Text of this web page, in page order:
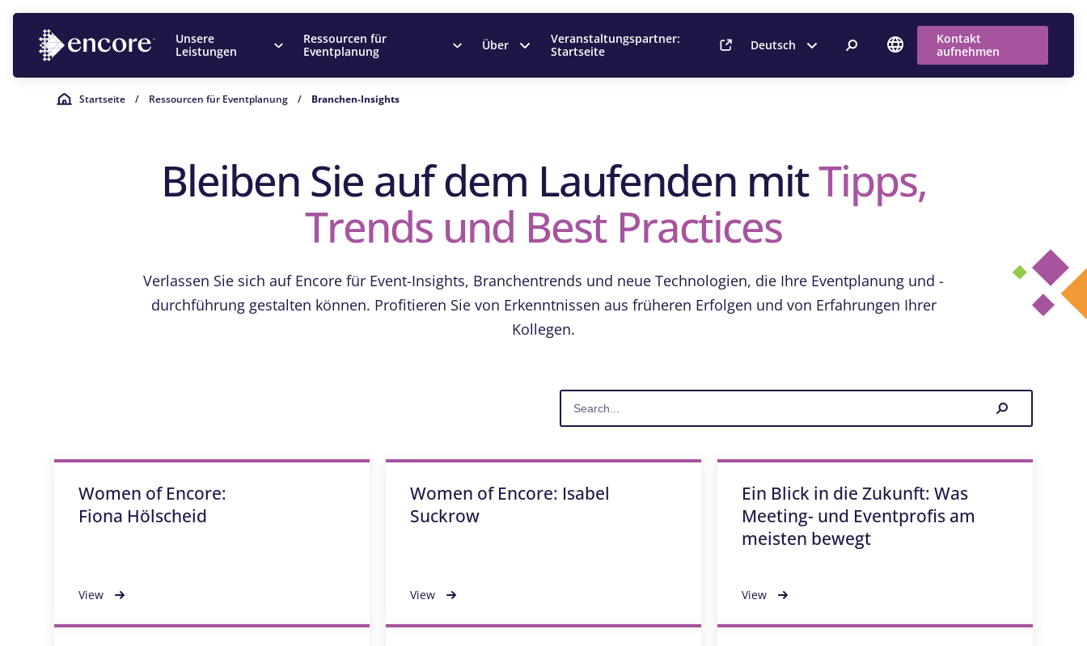
Unsere
Leistungen
Ressourcen für
Eventplanung
Über
Veranstaltungspartner:
Startseite
Deutsch
Kontakt
aufnehmen
Startseite / Ressourcen für Eventplanung / Branchen-Insights
Bleiben Sie auf dem Laufenden mitTipps,
Trends und Best Practices
Verlassen Sie sich auf Encore für Event-Insights, Branchentrends und neue Technologien, die Ihre Eventplanung und -
durchführung gestalten können. Profitieren Sie von Erkenntnissen aus früheren Erfolgen und von Erfahrungen Ihrer
Kollegen.
Women of Encore:
Fiona Hölscheid
View
Women of Encore: Isabel
Suckrow
View
Ein Blick in die Zukunft: Was
Meeting- und Eventprofis am
meisten bewegt
View